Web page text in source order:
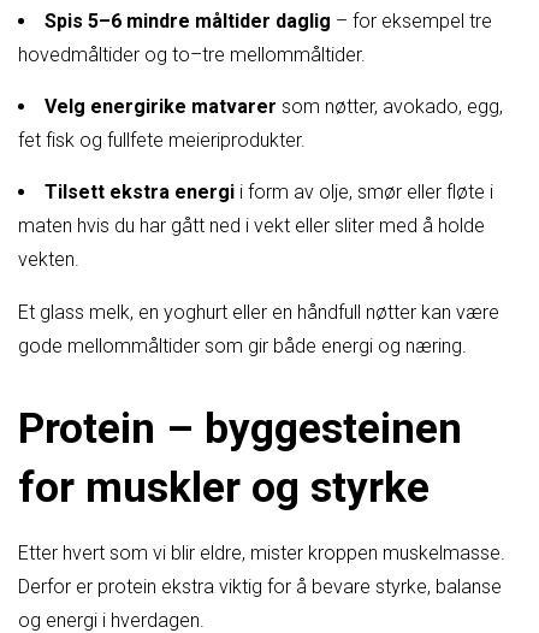
Spis 5–6 mindre måltider daglig – for eksempel tre
hovedmåltider og to–tre mellommåltider.
Velg energirike matvarer som nøtter, avokado, egg,
fet fisk og fullfete meieriprodukter.
Tilsett ekstra energi i form av olje, smør eller fløte i
maten hvis du har gått ned i vekt eller sliter med å holde
vekten.
Et glass melk, en yoghurt eller en håndfull nøtter kan være
gode mellommåltider som gir både energi og næring.
Protein – byggesteinen
for muskler og styrke
Etter hvert som vi blir eldre, mister kroppen muskelmasse.
Derfor er protein ekstra viktig for å bevare styrke, balanse
og energi i hverdagen.